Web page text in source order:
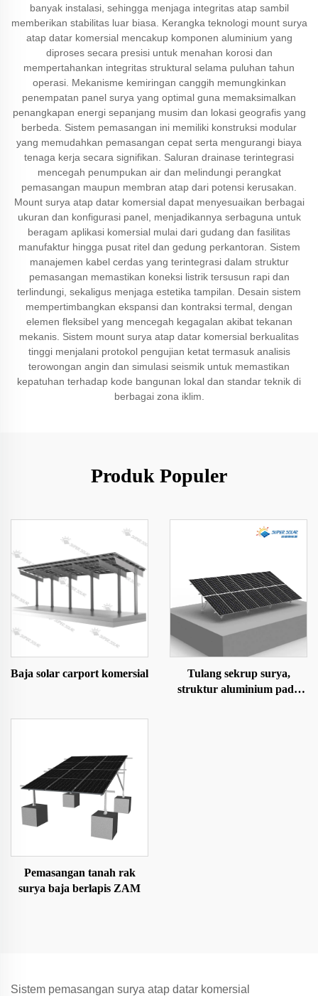
banyak instalasi, sehingga menjaga integritas atap sambil
memberikan stabilitas luar biasa. Kerangka teknologi mount surya
atap datar komersial mencakup komponen aluminium yang
diproses secara presisi untuk menahan korosi dan
mempertahankan integritas struktural selama puluhan tahun
operasi. Mekanisme kemiringan canggih memungkinkan
penempatan panel surya yang optimal guna memaksimalkan
penangkapan energi sepanjang musim dan lokasi geografis yang
berbeda. Sistem pemasangan ini memiliki konstruksi modular
yang memudahkan pemasangan cepat serta mengurangi biaya
tenaga kerja secara signifikan. Saluran drainase terintegrasi
mencegah penumpukan air dan melindungi perangkat
pemasangan maupun membran atap dari potensi kerusakan.
Mount surya atap datar komersial dapat menyesuaikan berbagai
ukuran dan konfigurasi panel, menjadikannya serbaguna untuk
beragam aplikasi komersial mulai dari gudang dan fasilitas
manufaktur hingga pusat ritel dan gedung perkantoran. Sistem
manajemen kabel cerdas yang terintegrasi dalam struktur
pemasangan memastikan koneksi listrik tersusun rapi dan
terlindungi, sekaligus menjaga estetika tampilan. Desain sistem
mempertimbangkan ekspansi dan kontraksi termal, dengan
elemen fleksibel yang mencegah kegagalan akibat tekanan
mekanis. Sistem mount surya atap datar komersial berkualitas
tinggi menjalani protokol pengujian ketat termasuk analisis
terowongan angin dan simulasi seismik untuk memastikan
kepatuhan terhadap kode bangunan lokal dan standar teknik di
berbagai zona iklim.
Produk Populer
Baja solar carport komersial
Tulang sekrup surya,
struktur aluminium pada
Pemasangan tanah rak
surya baja berlapis ZAM
Sistem pemasangan surya atap datar komersial